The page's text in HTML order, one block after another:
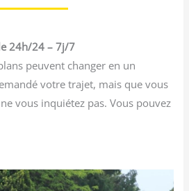
24h/24 – 7j/7
peuvent changer en un
votre trajet, mais que vous
vous inquiétez pas. Vous pouvez